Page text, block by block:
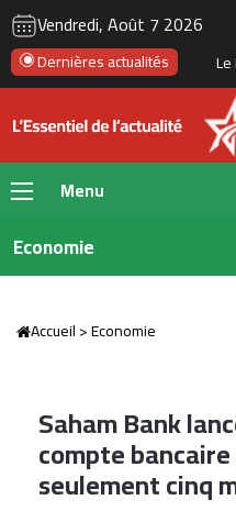
Vendredi, Août 7 2026
Dernières actualités
Menu
Economie
Accueil>Economie
Saham Bank
compte
seulement cinq